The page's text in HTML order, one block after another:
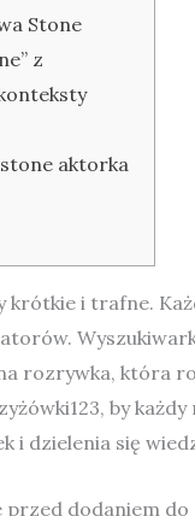
Stone
z
aktorka
krótkie i trafne.
rozrywka, która
by
i dzielenia się
przed dodaniem